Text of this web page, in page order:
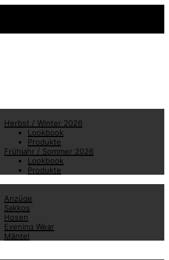
Herbst / Winter 2026
Lookbook
Produkte
Frühjahr / Sommer 2026
Lookbook
Produkte
Anzüge
Sakkos
Hosen
Evening Wear
Mäntel